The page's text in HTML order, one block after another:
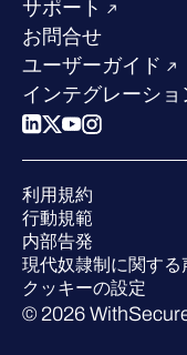
求人情報
サステナビリティ
競合他社との比較
W/Labs
ブログ
ポッドキャスト
イベント
ウェビナー
業界での 評価
サポート
お問合せ
ユーザーガイド
インテグレーショ
利用規約
行動規範
内部告発
現代奴隷制に関する
クッキーの設定
© 2026